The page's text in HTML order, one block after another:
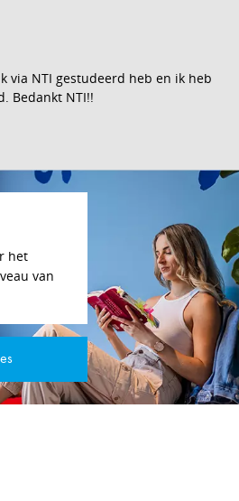
via NTI gestudeerd heb en ik heb
Bedankt NTI!!
het
van